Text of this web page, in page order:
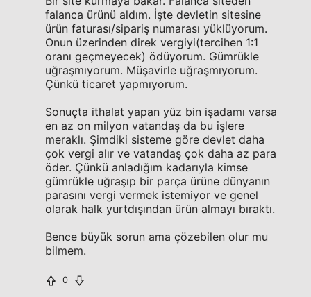
falanca ürünü aldım. İşte devletin sitesine
ürün faturası/sipariş numarası yüklüyorum.
Onun üzerinden direk vergiyi(tercihen 1:1
oranı geçmeyecek) ödüyorum. Gümrükle
uğraşmıyorum. Müşavirle uğraşmıyorum.
Çünkü ticaret yapmıyorum.
Sonuçta ithalat yapan yüz bin işadamı varsa
en az on milyon vatandaş da bu işlere
meraklı. Şimdiki sisteme göre devlet daha
çok vergi alır ve vatandaş çok daha az para
öder. Çünkü anladığım kadarıyla kimse
gümrükle uğraşıp bir parça ürüne dünyanın
parasını vergi vermek istemiyor ve genel
olarak halk yurtdışından ürün almayı bıraktı.
Bence büyük sorun ama çözebilen olur mu
bilmem.
0